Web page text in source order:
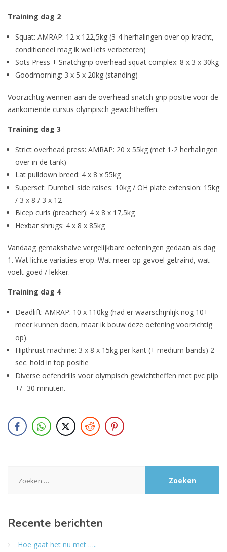
Training dag 2
Squat: AMRAP: 12 x 122,5kg (3-4 herhalingen over op kracht,
conditioneel mag ik wel iets verbeteren)
Sots Press + Snatchgrip overhead squat complex: 8 x 3 x 30kg
Goodmorning: 3 x 5 x 20kg (standing)
Voorzichtig wennen aan de overhead snatch grip positie voor de
aankomende cursus olympisch gewichtheffen.
Training dag 3
Strict overhead press: AMRAP: 20 x 55kg (met 1-2 herhalingen
over in de tank)
Lat pulldown breed: 4 x 8 x 55kg
Superset: Dumbell side raises: 10kg / OH plate extension: 15kg
/ 3 x 8 / 3 x 12
Bicep curls (preacher): 4 x 8 x 17,5kg
Hexbar shrugs: 4 x 8 x 85kg
Vandaag gemakshalve vergelijkbare oefeningen gedaan als dag
1. Wat lichte variaties erop. Wat meer op gevoel getraind, wat
voelt goed / lekker.
Training dag 4
Deadlift: AMRAP: 10 x 110kg (had er waarschijnlijk nog 10+
meer kunnen doen, maar ik bouw deze oefening voorzichtig
op).
Hipthrust machine: 3 x 8 x 15kg per kant (+ medium bands) 2
sec. hold in top positie
Diverse oefendrills voor olympisch gewichtheffen met pvc pijp
+/- 30 minuten.
naar:
Recente berichten
Hoe gaat het nu met …..